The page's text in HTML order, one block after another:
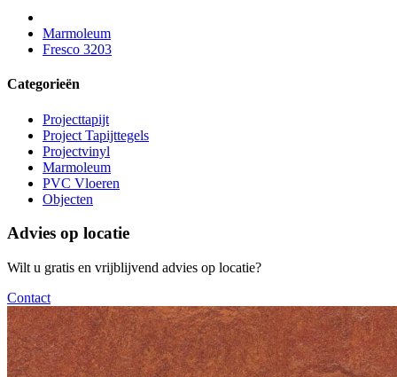
Marmoleum
Fresco 3203
Categorieën
Projecttapijt
Project Tapijttegels
Projectvinyl
Marmoleum
PVC Vloeren
Objecten
Advies op locatie
Wilt u gratis en vrijblijvend advies op locatie?
Contact